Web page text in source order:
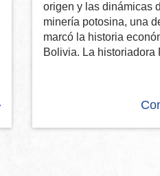
origen y las dinámicas
minería potosina, una
marcó la historia
Bolivia. La